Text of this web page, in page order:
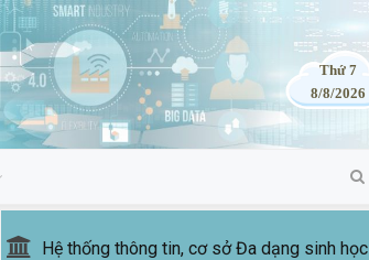
Thứ 7
8/8/2026
Hệ thống thông tin, cơ sở Đa dạng sinh học